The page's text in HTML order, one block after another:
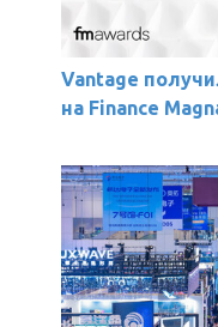
Vantage
на Finance